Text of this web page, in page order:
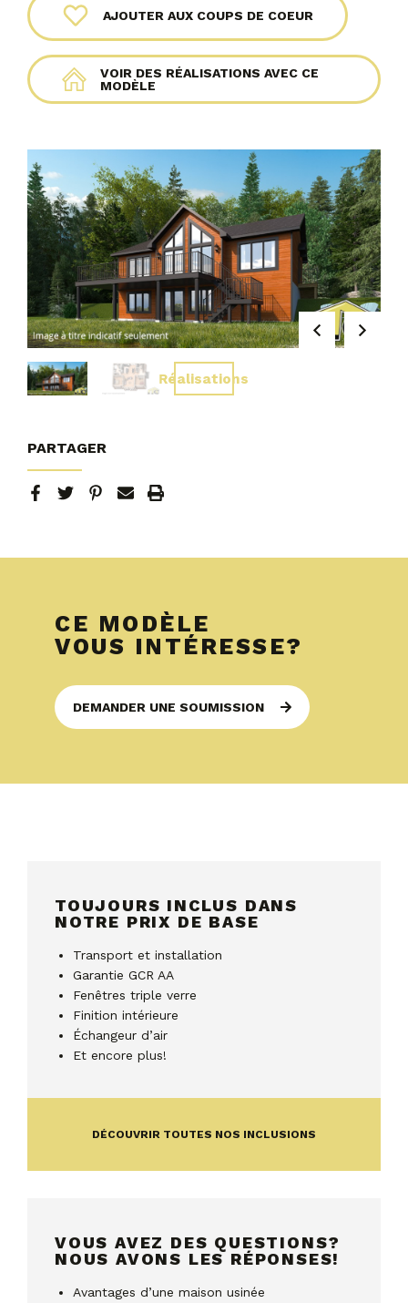
AJOUTER AUX COUPS DE COEUR
VOIR DES RÉALISATIONS AVEC CE
MODÈLE
Réalisations
PARTAGER
CE MODÈLE
VOUS INTÉRESSE?
DEMANDER UNE SOUMISSION
TOUJOURS INCLUS DANS
NOTRE PRIX DE BASE
Transport et installation
Garantie GCR AA
Fenêtres triple verre
Finition intérieure
Échangeur d’air
Et encore plus!
DÉCOUVRIR TOUTES NOS INCLUSIONS
VOUS AVEZ DES QUESTIONS?
NOUS AVONS LES RÉPONSES!
Avantages d’une maison usinée